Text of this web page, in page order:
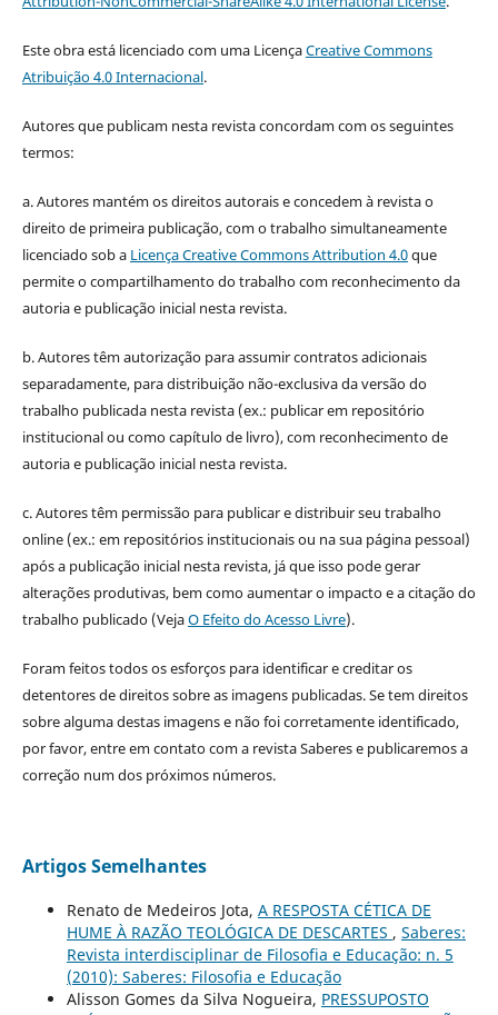
Este obra está licenciado com uma LicençaCreative Commons
Atribuição 4.0 Internacional.
Autores que publicam nesta revista concordam com os seguintes
termos:
a. Autores mantém os direitos autorais e concedem à revista o
direito de primeira publicação, com o trabalho simultaneamente
licenciado sob a Licença Creative Commons Attribution 4.0que
permite o compartilhamento do trabalho com reconhecimento da
autoria e publicação inicial nesta revista.
b. Autores têm autorização para assumir contratos adicionais
separadamente, para distribuição não-exclusiva da versão do
trabalho publicada nesta revista (ex.: publicar em repositório
institucional ou como capítulo de livro), com reconhecimento de
autoria e publicação inicial nesta revista.
c. Autores têm permissão para publicar e distribuir seu trabalho
online (ex.: em repositórios institucionais ou na sua página pessoal)
após a publicação inicial nesta revista, já que isso pode gerar
alterações produtivas, bem como aumentar o impacto e a citação do
trabalho publicado (VejaO Efeito do Acesso Livre).
Foram feitos todos os esforços para identificar e creditar os
detentores de direitos sobre as imagens publicadas. Se tem direitos
sobre alguma destas imagens e não foi corretamente identificado,
por favor, entre em contato com a revista Saberes e publicaremos a
correção num dos próximos números.
Artigos Semelhantes
Renato de Medeiros Jota, A RESPOSTA CÉTICA DE
HUME À RAZÃO TEOLÓGICA DE DESCARTES , Saberes:
Revista interdisciplinar de Filosofia e Educação: n. 5
(2010): Saberes: Filosofia e Educação
Alisson Gomes da Silva Nogueira, PRESSUPOSTO